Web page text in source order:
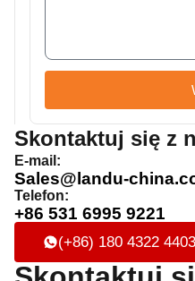
Skontaktuj się z
E-mail:
Sales@landu-
Telefon:
+86 531 6995 9221
(+86) 180 4322 4403